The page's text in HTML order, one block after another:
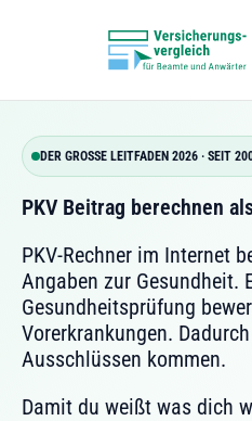
DER GROSSE LEITFADEN 2026 · SEIT
PKV Beitrag berechnen
PKV-Rechner im Internet
Angaben zur Gesundheit.
Gesundheitsprüfung
Vorerkrankungen.
Ausschlüssen kommen.
Damit du weißt was dich